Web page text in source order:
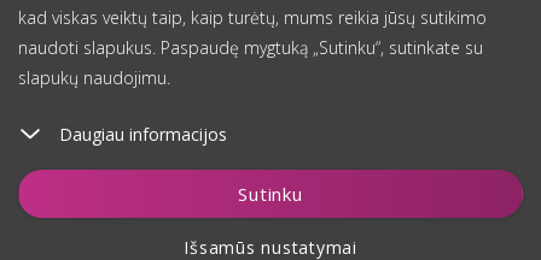
kad viskas veiktų taip, kaip turėtų, mums reikia jūsų sutikimo
naudoti slapukus. Paspaudę mygtuką „Sutinku“, sutinkate su
slapukų naudojimu.
Daugiau informacijos
Sutinku
Išsamūs nustatymai
Įdėti į krepšelį